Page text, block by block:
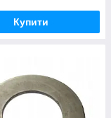
Купити